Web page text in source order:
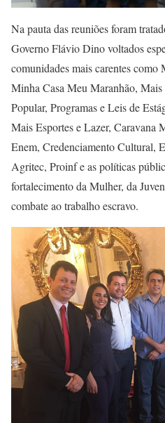
Na pauta das reuniões foram
Governo Flávio Dino voltados
comunidades mais carentes
Minha Casa Meu Maranhão,
Popular, Programas e Leis de
Mais Esportes e Lazer, Caravana
Enem, Credenciamento Cultural,
Agritec, Proinf e as políticas
fortalecimento da Mulher, da
combate ao trabalho escravo.